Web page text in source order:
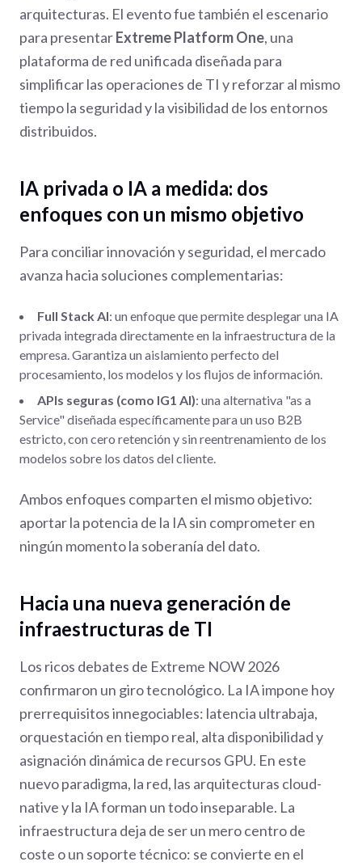
arquitecturas. El evento fue también el escenario
para presentarExtreme Platform One, una
plataforma de red unificada diseñada para
simplificar las operaciones de TI y reforzar al mismo
tiempo la seguridad y la visibilidad de los entornos
distribuidos.
IA privada o IA a medida: dos
enfoques con un mismo objetivo
Para conciliar innovación y seguridad, el mercado
avanza hacia soluciones complementarias:
Full Stack AI: un enfoque que permite desplegar una IA
privada integrada directamente en la infraestructura de la
empresa. Garantiza un aislamiento perfecto del
procesamiento, los modelos y los flujos de información.
APIs seguras (como IG1 AI): una alternativa "as a
Service" diseñada específicamente para un uso B2B
estricto, con cero retención y sin reentrenamiento de los
modelos sobre los datos del cliente.
Ambos enfoques comparten el mismo objetivo:
aportar la potencia de la IA sin comprometer en
ningún momento la soberanía del dato.
Hacia una nueva generación de
infraestructuras de TI
Los ricos debates de Extreme NOW 2026
confirmaron un giro tecnológico. La IA impone hoy
prerrequisitos innegociables: latencia ultrabaja,
orquestación en tiempo real, alta disponibilidad y
asignación dinámica de recursos GPU. En este
nuevo paradigma, la red, las arquitecturas cloud-
native y la IA forman un todo inseparable. La
infraestructura deja de ser un mero centro de
coste o un soporte técnico: se convierte en el